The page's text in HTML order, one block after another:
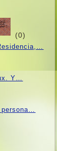
(0)
Y…
persona…